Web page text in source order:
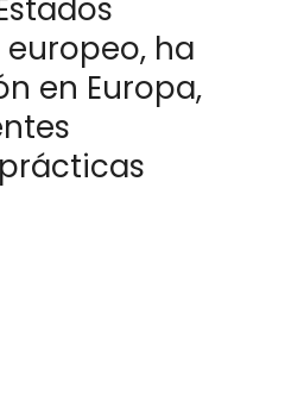
ha
en Europa,